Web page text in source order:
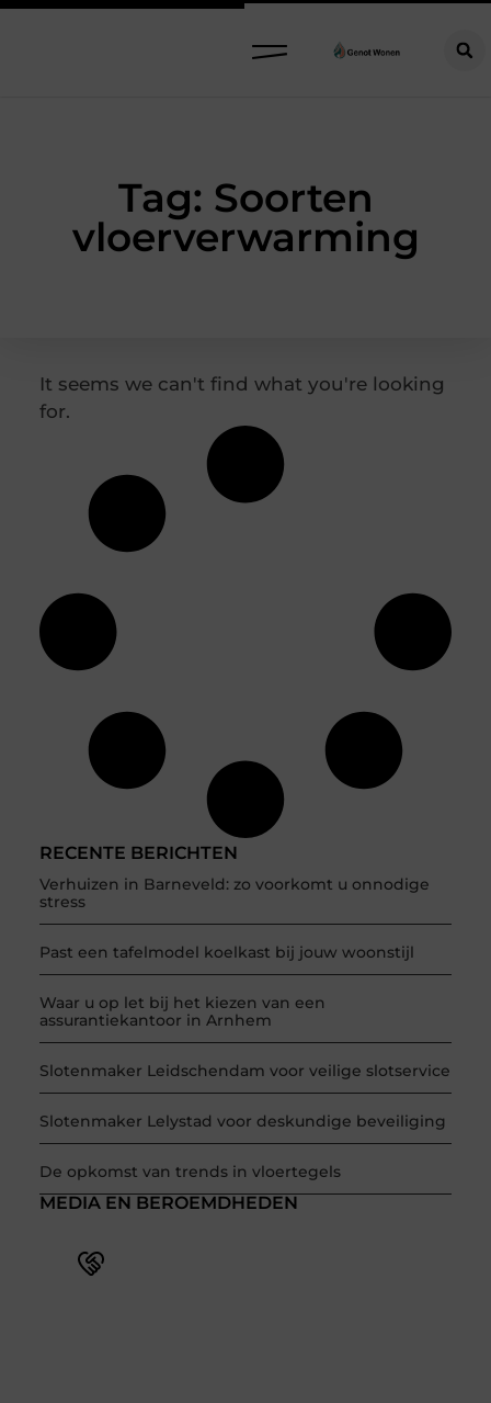
Tag: Soorten
vloerverwarming
RECENTE BERICHTEN
Verhuizen in Barneveld: zo voorkomt u onnodige
stress
Past een tafelmodel koelkast bij jouw woonstijl
Waar u op let bij het kiezen van een
assurantiekantoor in Arnhem
Slotenmaker Leidschendam voor veilige slotservice
Slotenmaker Lelystad voor deskundige beveiliging
De opkomst van trends in vloertegels
MEDIA EN BEROEMDHEDEN
It seems we can't find what you're looking
for.